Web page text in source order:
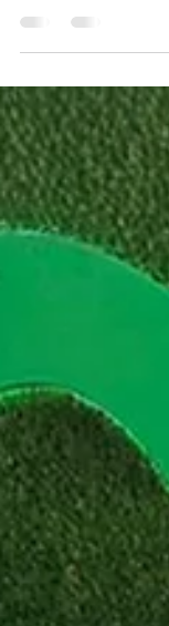
del sector público,
civil para impulsar
circular en el país.
organización,
CERES, moderó el
circular desde
diálogo entre
sobre